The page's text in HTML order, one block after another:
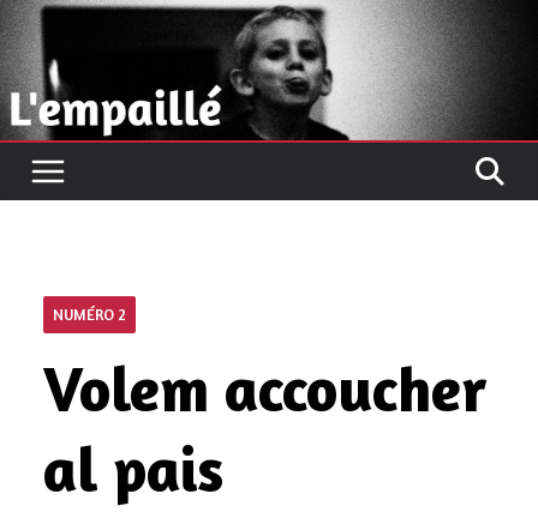
Passer
au
contenu
NUMÉRO 2
Volem accoucher
al pais